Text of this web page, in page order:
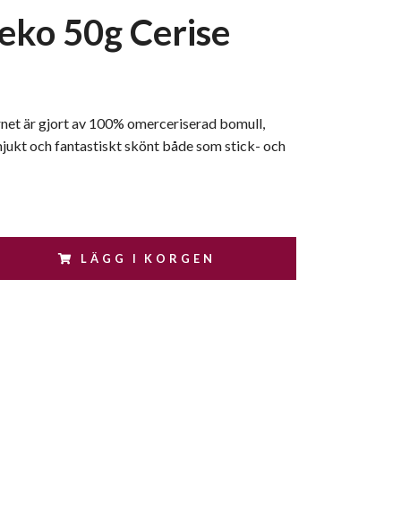
50g Cerise
är gjort av 100% omerceriserad bomull,
och fantastiskt skönt både som stick- och
LÄGG I KORGEN